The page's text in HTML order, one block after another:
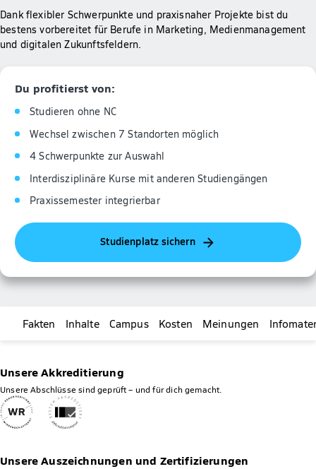
Dank flexibler Schwerpunkte und praxisnaher Projekte bist du
bestens vorbereitet für Berufe in Marketing, Medienmanagement
und digitalen Zukunftsfeldern.
Du profitierst von:
Studieren ohne NC
Wechsel zwischen 7 Standorten möglich
4 Schwerpunkte zur Auswahl
Interdisziplinäre Kurse mit anderen Studiengängen
Praxissemester integrierbar
Studienplatz sichern
Fakten Inhalte Campus Kosten Meinungen
Unsere Akkreditierung
Unsere Abschlüsse sind geprüft – und für dich gemacht.
Unsere Auszeichnungen und Zertifizierungen